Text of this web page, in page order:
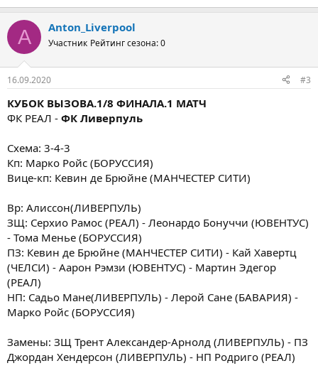
A Anton_Liverpool
Участник Рейтинг сезона: 0
16.09.2020 #3
КУБОК ВЫЗОВА.1/8 ФИНАЛА.1 МАТЧ
ФК РЕАЛ - ФК Ливерпуль
Схема: 3-4-3
Кп: Марко Ройс (БОРУССИЯ)
Вице-кп: Кевин де Брюйне (МАНЧЕСТЕР СИТИ)
Вр: Алиссон(ЛИВЕРПУЛЬ)
ЗЩ: Серхио Рамос (РЕАЛ) - Леонардо Бонуччи (ЮВЕНТУС)
- Тома Менье (БОРУССИЯ)
ПЗ: Кевин де Брюйне (МАНЧЕСТЕР СИТИ) - Кай Хавертц
(ЧЕЛСИ) - Аарон Рэмзи (ЮВЕНТУС) - Мартин Эдегор
(РЕАЛ)
НП: Садьо Мане(ЛИВЕРПУЛЬ) - Лерой Сане (БАВАРИЯ) -
Марко Ройс (БОРУССИЯ)
Замены: ЗЩ Трент Александер-Арнолд (ЛИВЕРПУЛЬ) - ПЗ
Джордан Хендерсон (ЛИВЕРПУЛЬ) - НП Родриго (РЕАЛ)